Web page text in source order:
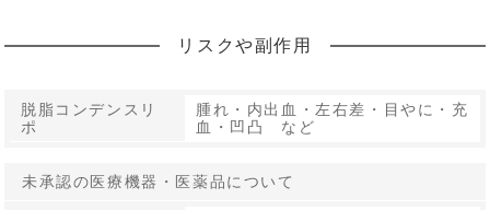
リスクや副作用
脱脂コンデンスリ
ポ
腫れ・内出血・左右差・目やに・充
血・凹凸 など
未承認の医療機器・医薬品について